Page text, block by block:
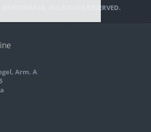
BRICOMANIA. ALL RIGHTS RESERVED.
Arm. A